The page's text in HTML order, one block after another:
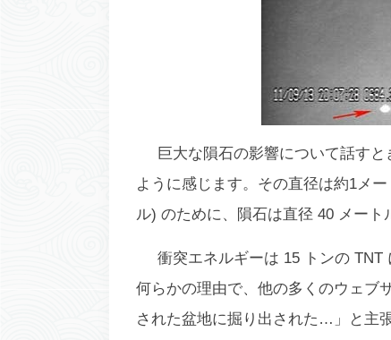
巨大な隕石の影響について話す
ように感じます。その直径は約1メ
ル) のために、隕石は直径 40 メート
衝突エネルギーは 15 トンの TNT
何らかの理由で、他の多くのウェブ
された盆地に掘り出された…」と主